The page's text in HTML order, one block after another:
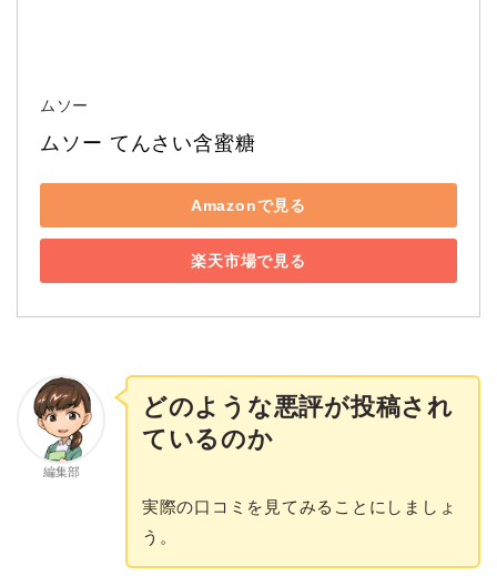
ムソー
ムソー てんさい含蜜糖
Amazonで見る
楽天市場で見る
編集部
どのような悪評が投稿され
ているのか
実際の口コミを見てみることにしましょ
う。